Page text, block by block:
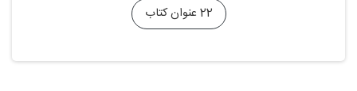
22 عنوان کتاب